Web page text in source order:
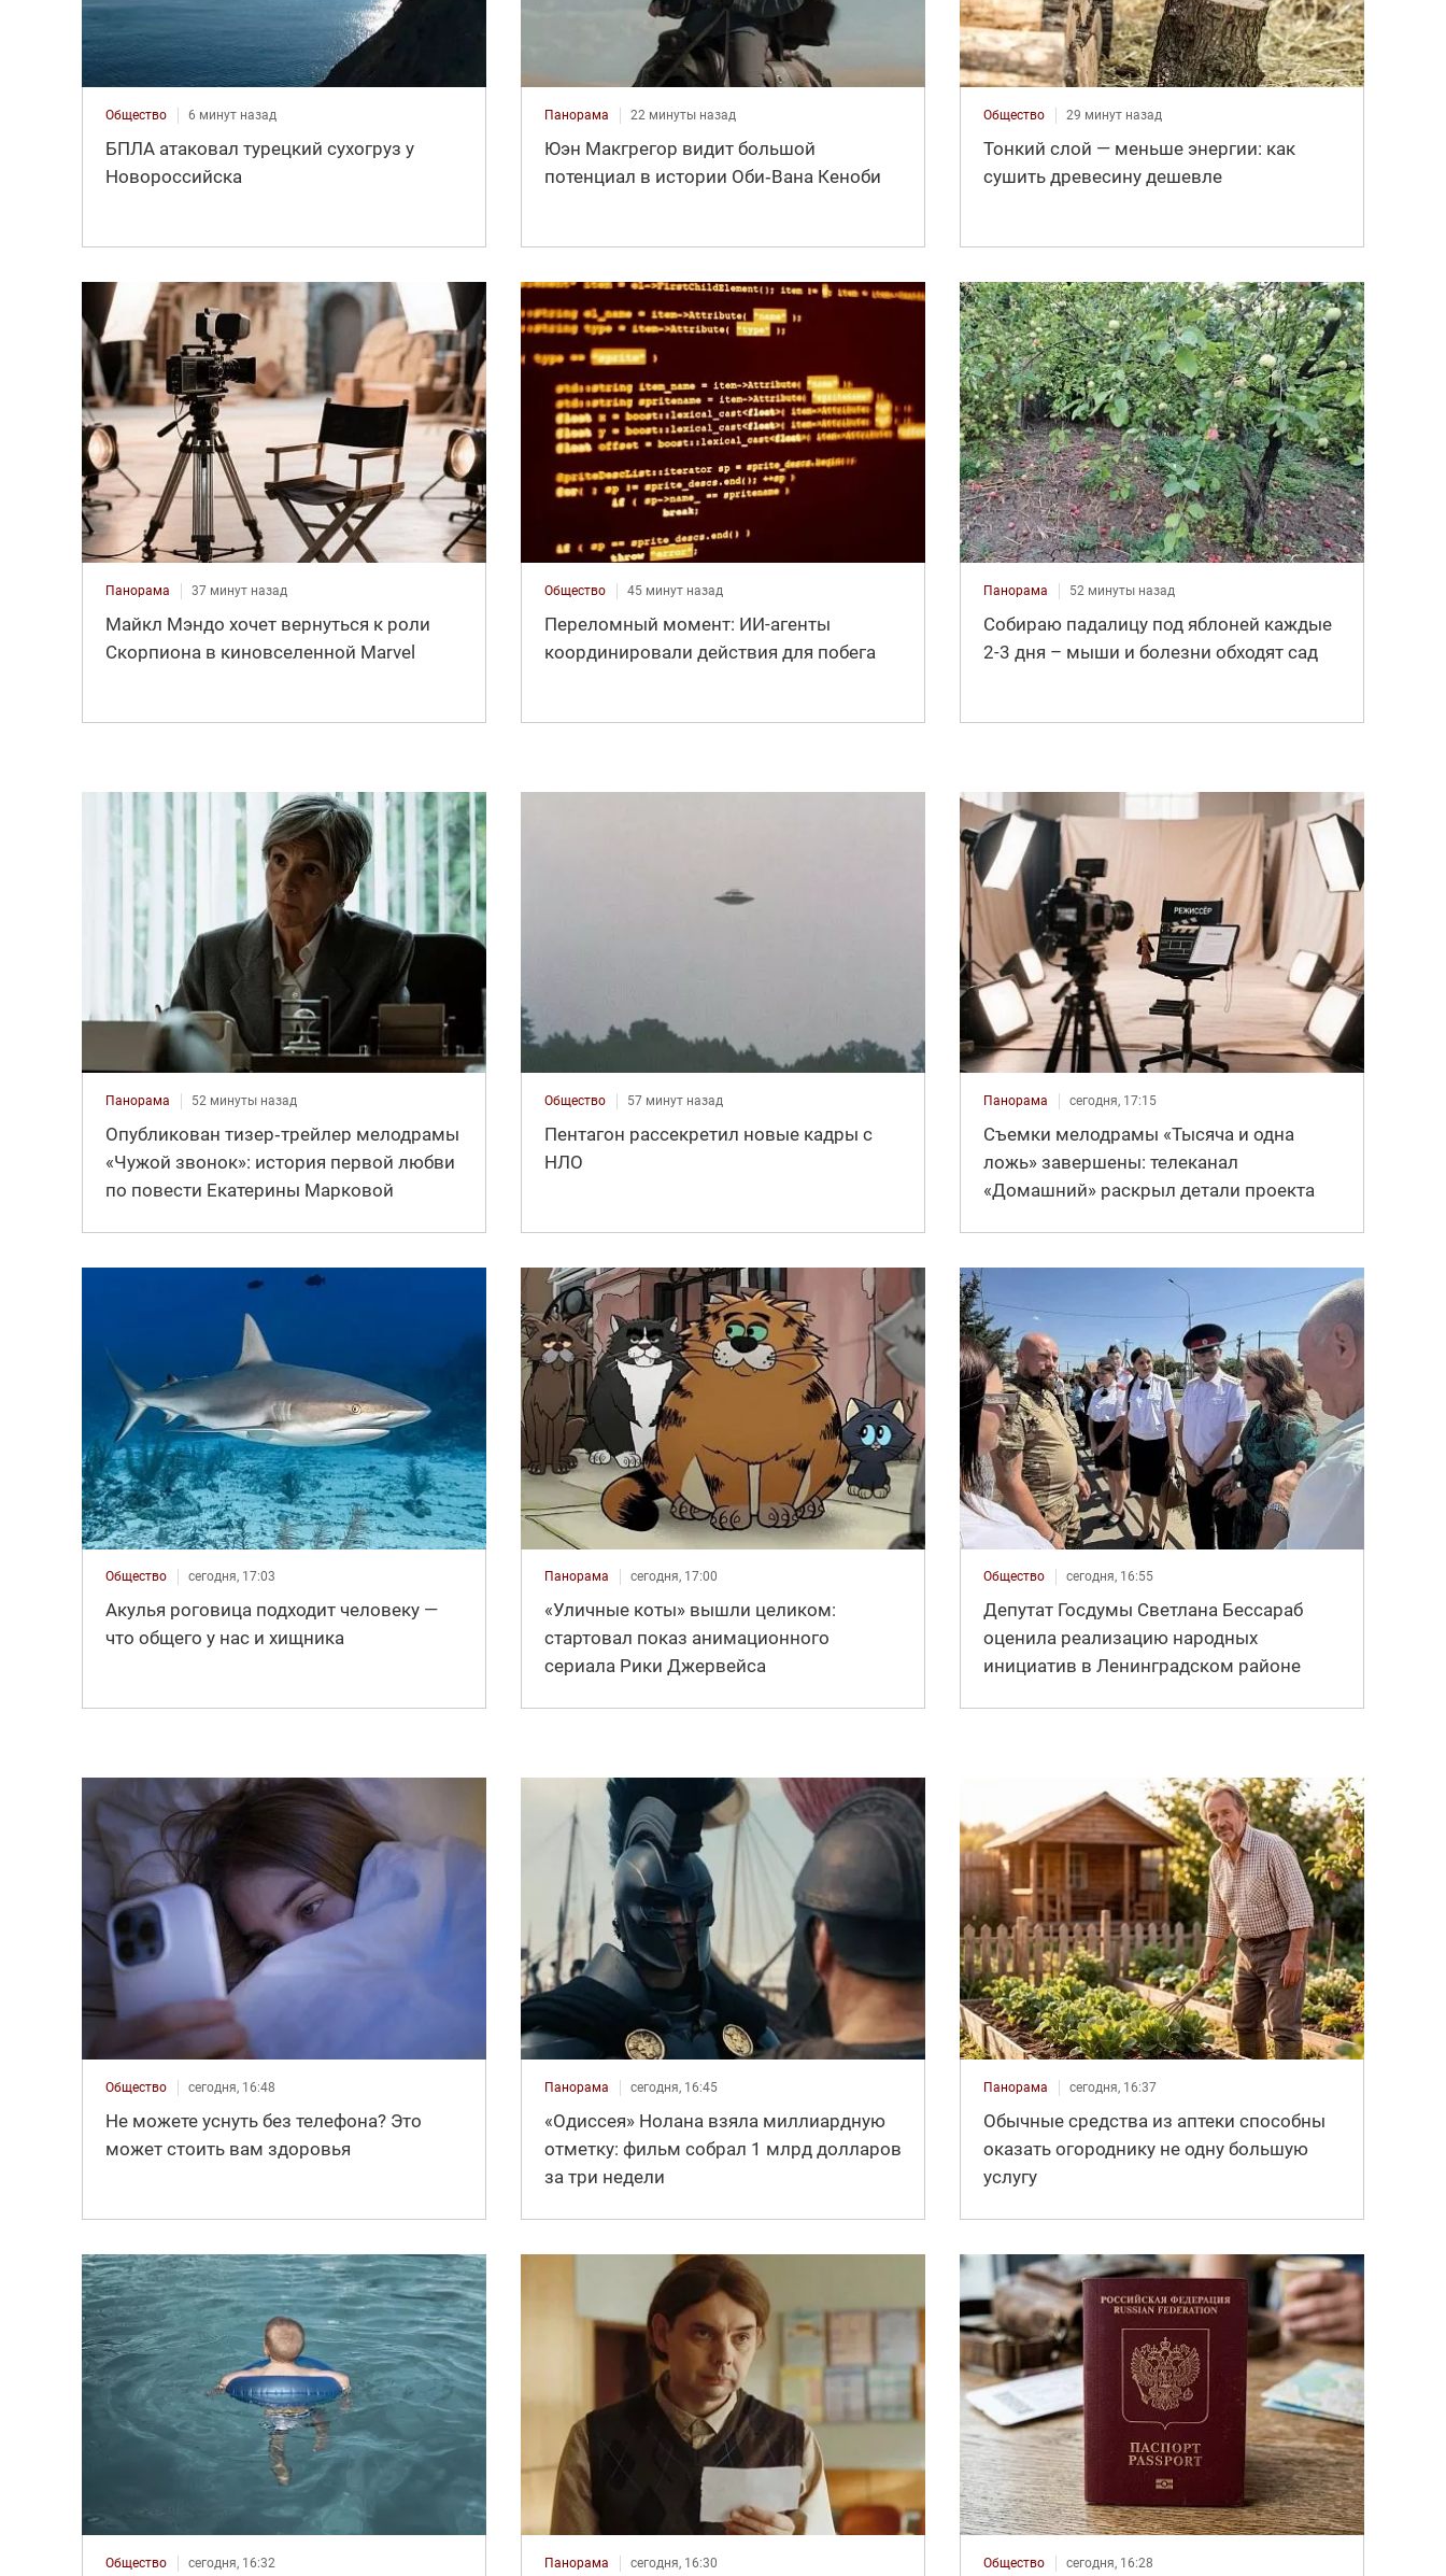
Общество 6 минут назад
БПЛА атаковал турецкий сухогруз у
Новороссийска
Панорама 22 минуты назад
Юэн Макгрегор видит большой
потенциал в истории Оби‑Вана Кеноби
Общество 29 минут назад
Тонкий слой — меньше энергии: как
сушить древесину дешевле
Панорама 37 минут назад
Майкл Мэндо хочет вернуться к роли
Скорпиона в киновселенной Marvel
Общество 45 минут назад
Переломный момент: ИИ-агенты
координировали действия для побега
Панорама 52 минуты назад
Собираю падалицу под яблоней каждые
2-3 дня – мыши и болезни обходят сад
Панорама 52 минуты назад
Опубликован тизер‑трейлер мелодрамы
«Чужой звонок»: история первой любви
по повести Екатерины Марковой
Общество 57 минут назад
Пентагон рассекретил новые кадры с
НЛО
Панорама сегодня, 17:15
Съемки мелодрамы «Тысяча и одна
ложь» завершены: телеканал
«Домашний» раскрыл детали проекта
Общество сегодня, 17:03
Акулья роговица подходит человеку —
что общего у нас и хищника
Панорама сегодня, 17:00
«Уличные коты» вышли целиком:
стартовал показ анимационного
сериала Рики Джервейса
Общество сегодня, 16:55
Депутат Госдумы Светлана Бессараб
оценила реализацию народных
инициатив в Ленинградском районе
Общество сегодня, 16:48
Не можете уснуть без телефона? Это
может стоить вам здоровья
Панорама сегодня, 16:45
«Одиссея» Нолана взяла миллиардную
отметку: фильм собрал 1 млрд долларов
за три недели
Панорама сегодня, 16:37
Обычные средства из аптеки способны
оказать огороднику не одну большую
услугу
Общество сегодня, 16:32 Панорама сегодня, 16:30 Общество сегодня, 16:28